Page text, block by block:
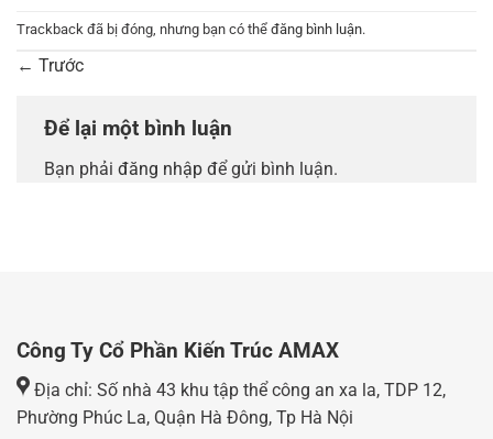
Trackback đã bị đóng, nhưng bạn có thể đăng bình luận.
← Trước
Để lại một bình luận
Bạn phải đăng nhập để gửi bình luận.
Công Ty Cổ Phần Kiến Trúc AMAX
Địa chỉ: Số nhà 43 khu tập thể công an xa la, TDP 12,
Phường Phúc La, Quận Hà Đông, Tp Hà Nội